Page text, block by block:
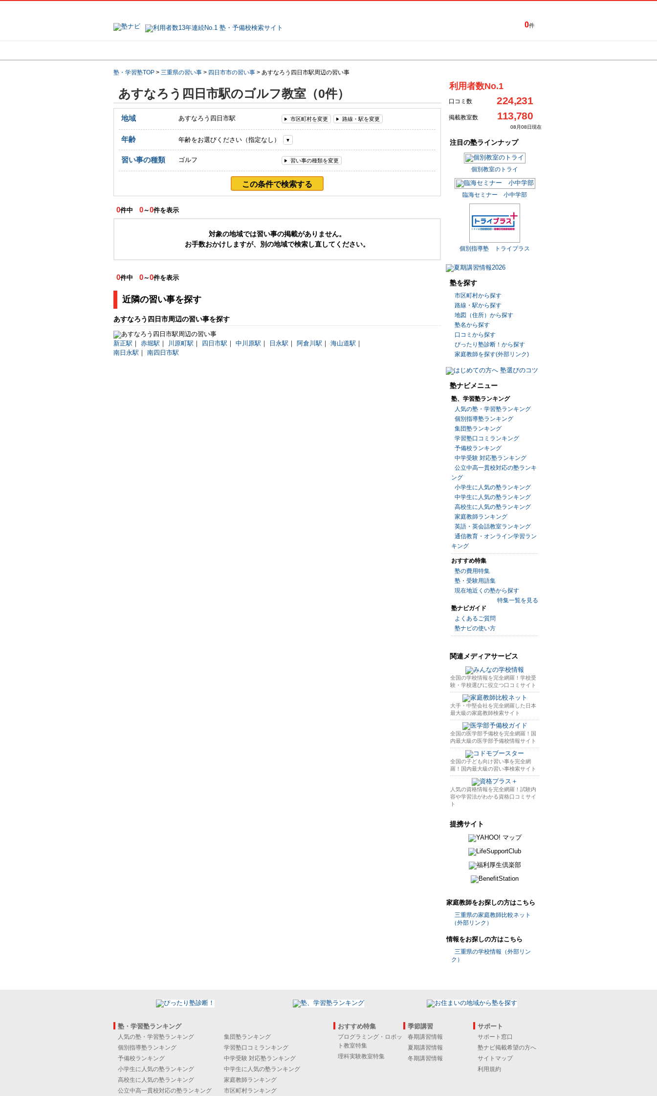
0件
塾・学習塾TOP > 三重県の習い事 > 四日市市の習い事 > あすなろう四日市駅周辺の習い事
あすなろう四日市駅のゴルフ教室（0件）
地域 あすなろう四日市駅 市区町村を変更 路線・駅を変更
年齢 年齢をお選びください（指定なし）
習い事の種類 ゴルフ 習い事の種類を変更
この条件で検索する
0件中 0～0件を表示
対象の地域では習い事の掲載がありません。
お手数おかけしますが、別の地域で検索し直してください。
0件中 0～0件を表示
近隣の習い事を探す
あすなろう四日市周辺の習い事を探す
新正駅 ｜ 赤堀駅 ｜ 川原町駅 ｜ 四日市駅 ｜ 中川原駅 ｜ 日永駅 ｜ 阿倉川駅 ｜ 海山道駅 ｜
南日永駅 ｜ 南四日市駅
利用者数No.1
口コミ数 224,231
掲載教室数 113,780
08月08日現在
注目の塾ラインナップ
個別教室のトライ
臨海セミナー 小中学部
個別指導塾 トライプラス
塾を探す
市区町村から探す
路線・駅から探す
地図（住所）から探す
塾名から探す
口コミから探す
ぴったり塾診断！から探す
家庭教師を探す(外部リンク)
塾ナビメニュー
塾、学習塾ランキング
人気の塾・学習塾ランキング
個別指導塾ランキング
集団塾ランキング
学習塾口コミランキング
予備校ランキング
中学受験 対応塾ランキング
公立中高一貫校対応の塾ランキ
ング
小学生に人気の塾ランキング
中学生に人気の塾ランキング
高校生に人気の塾ランキング
家庭教師ランキング
英語・英会話教室ランキング
通信教育・オンライン学習ラン
キング
おすすめ特集
塾の費用特集
塾・受験用語集
現在地近くの塾から探す
特集一覧を見る
塾ナビガイド
よくあるご質問
塾ナビの使い方
関連メディアサービス
全国の学校情報を完全網羅！学校受
験・学校選びに役立つ口コミサイト
大手・中堅会社を完全網羅した日本
最大級の家庭教師検索サイト
全国の医学部予備校を完全網羅！国
内最大級の医学部予備校情報サイト
全国の子ども向け習い事を完全網
羅！国内最大級の習い事検索サイト
人気の資格情報を完全網羅！試験内
容や学習法がわかる資格口コミサイ
ト
提携サイト
家庭教師をお探しの方はこちら
三重県の家庭教師比較ネット
（外部リンク）
情報をお探しの方はこちら
三重県の学校情報（外部リン
ク）
塾・学習塾ランキング
人気の塾・学習塾ランキング
集団塾ランキング
個別指導塾ランキング
学習塾口コミランキング
予備校ランキング
中学受験 対応塾ランキング
小学生に人気の塾ランキング
中学生に人気の塾ランキング
高校生に人気の塾ランキング
家庭教師ランキング
公立中高一貫校対応の塾ランキング
市区町村ランキング
おすすめ特集
プログラミング・ロボッ
ト教室特集
理科実験教室特集
季節講習
春期講習情報
夏期講習情報
冬期講習情報
サポート
サポート窓口
塾ナビ掲載希望の方へ
サイトマップ
利用規約